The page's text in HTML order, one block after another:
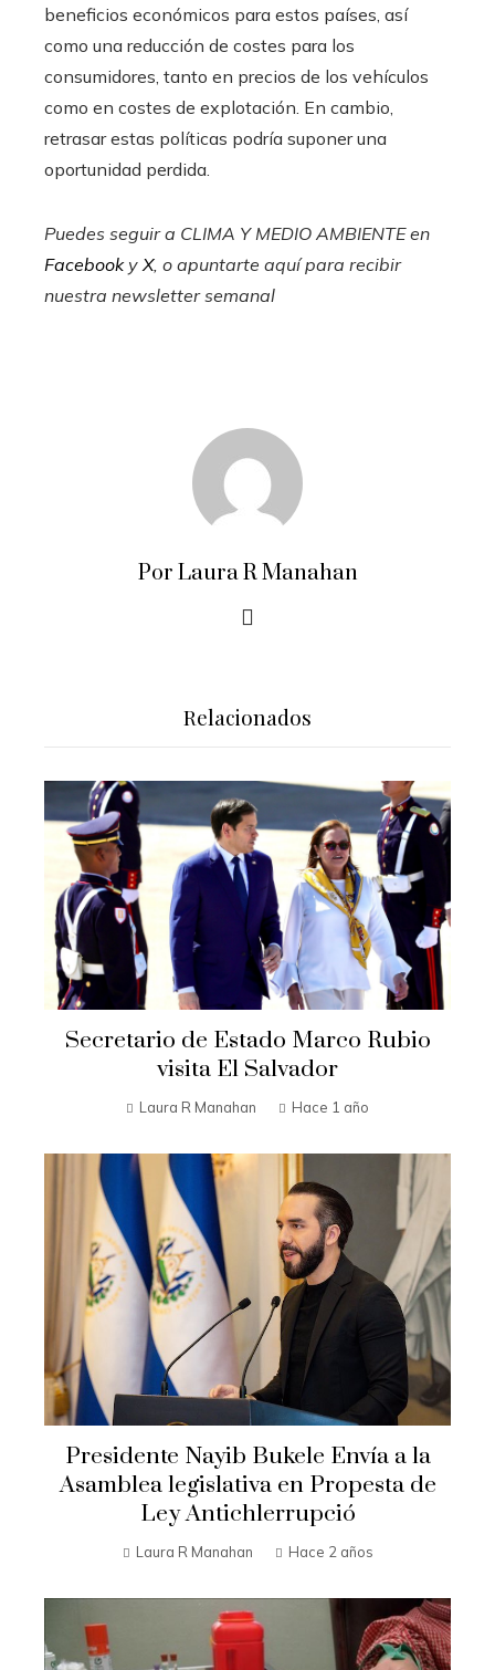
beneficios económicos para estos países, así
como una reducción de costes para los
consumidores, tanto en precios de los vehículos
como en costes de explotación. En cambio,
retrasar estas políticas podría suponer una
oportunidad perdida.
Puedes seguir a CLIMA Y MEDIO AMBIENTE en
FacebookyX, o apuntarte aquí para recibir
nuestra newsletter semanal
Por Laura R Manahan
Relacionados
Secretario de Estado Marco Rubio
visita El Salvador
Laura R Manahan Hace 1 año
Presidente Nayib Bukele Envía a la
Asamblea legislativa en Propesta de
Ley Antichlerrupció
Laura R Manahan Hace 2 años